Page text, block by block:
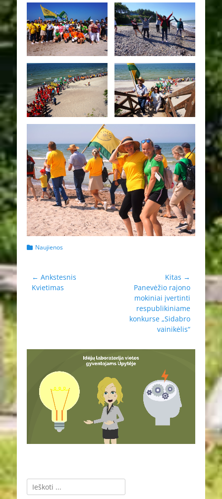
Kategorijos
Naujienos
Navigacija
tarp
← Ankstesnis
Ankstesnis
Kvietimas
Kitas →
Panevėžio rajono
mokiniai įvertinti
respublikiniame
konkurse „Sidabro
vainikėlis“
Ieškoti: